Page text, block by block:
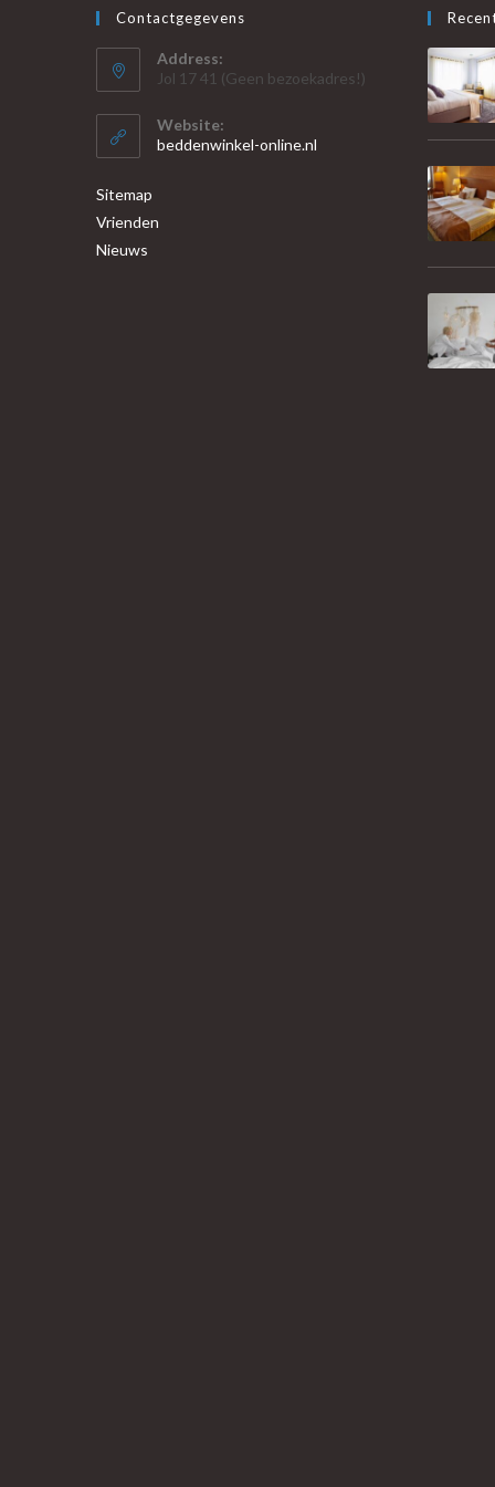
Contactgegevens
Address:
Jol 17 41 (Geen bezoekadres!)
Website:
beddenwinkel-online.nl
Sitemap
Vrienden
Nieuws